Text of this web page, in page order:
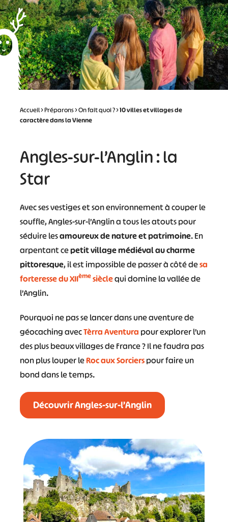
Accueil>Préparons>On fait quoi ?>10 villes et villages de
caractère dans la Vienne
Angles-sur-l’Anglin : la
Star
Avec ses vestiges et son environnement à couper le
souffle, Angles-sur-l’Anglin a tous les atouts pour
séduire lesamoureux de nature et patrimoine. En
arpentant cepetit village médiéval au charme
pittoresque, il est impossible de passer à côté desa
forteresse du XIIèmesièclequi domine la vallée de
l’Anglin.
Pourquoi ne pas se lancer dans une aventure de
géocaching avecTèrra Aventura pour explorer l’un
des plus beaux villages de France ? Il ne faudra pas
non plus louper leRoc aux Sorcierspour faire un
bond dans le temps.
Découvrir Angles-sur-l’Anglin